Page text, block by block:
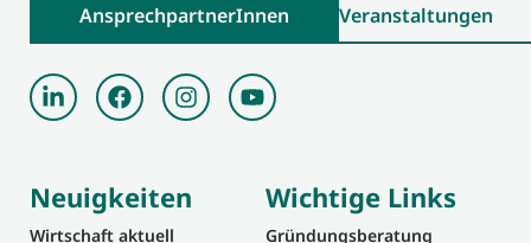
AnsprechpartnerInnen Veranstaltungen
Neuigkeiten
Wirtschaft aktuell
Wichtige Links
Gründungsberatung